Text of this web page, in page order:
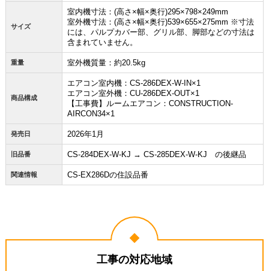
サイズ
室内機寸法：(高さ×幅×奥行)295×798×249mm
室外機寸法：(高さ×幅×奥行)539×655×275mm ※寸法
には、パルプカバー部、グリル部、脚部などの寸法は
含まれていません。
重量 室外機質量：約20.5kg
商品構成
エアコン室内機：CS-286DEX-W-IN×1
エアコン室外機：CU-286DEX-OUT×1
【工事費】ルームエアコン：CONSTRUCTION-
AIRCON34×1
発売日 2026年1月
旧品番 CS-284DEX-W-KJ → CS-285DEX-W-KJ の後継品
関連情報 CS-EX286Dの住設品番
工事の対応地域